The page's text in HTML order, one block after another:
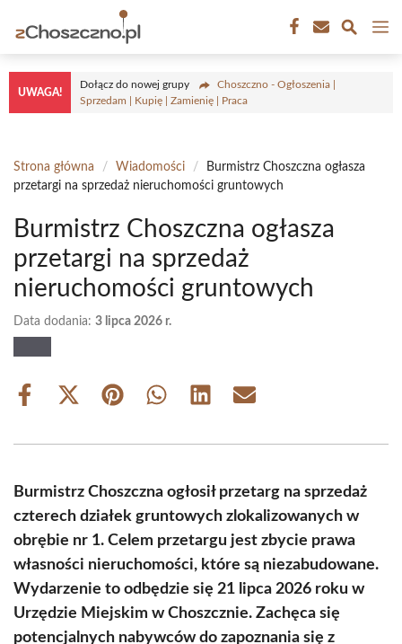
treści
UWAGA!
Dołącz do nowej grupy
Choszczno - Ogłoszenia |
Sprzedam | Kupię | Zamienię | Praca
Strona główna / Wiadomości /
Burmistrz Choszczna ogłasza
przetargi na sprzedaż nieruchomości gruntowych
Burmistrz Choszczna ogłasza
przetargi na sprzedaż
nieruchomości gruntowych
Data dodania: 3 lipca 2026 r.
Share
Share
(Twitter)
Share Share Share Share
Burmistrz Choszczna ogłosił przetarg na sprzedaż
czterech działek gruntowych zlokalizowanych w
obrębie nr 1. Celem przetargu jest zbycie prawa
własności nieruchomości, które są niezabudowane.
Wydarzenie to odbędzie się 21 lipca 2026 roku w
Urzędzie Miejskim w Choszcznie. Zachęca się
potencjalnych nabywców do zapoznania się z